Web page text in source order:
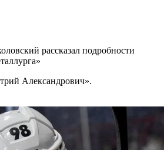
рассказал подробности
Александрович».